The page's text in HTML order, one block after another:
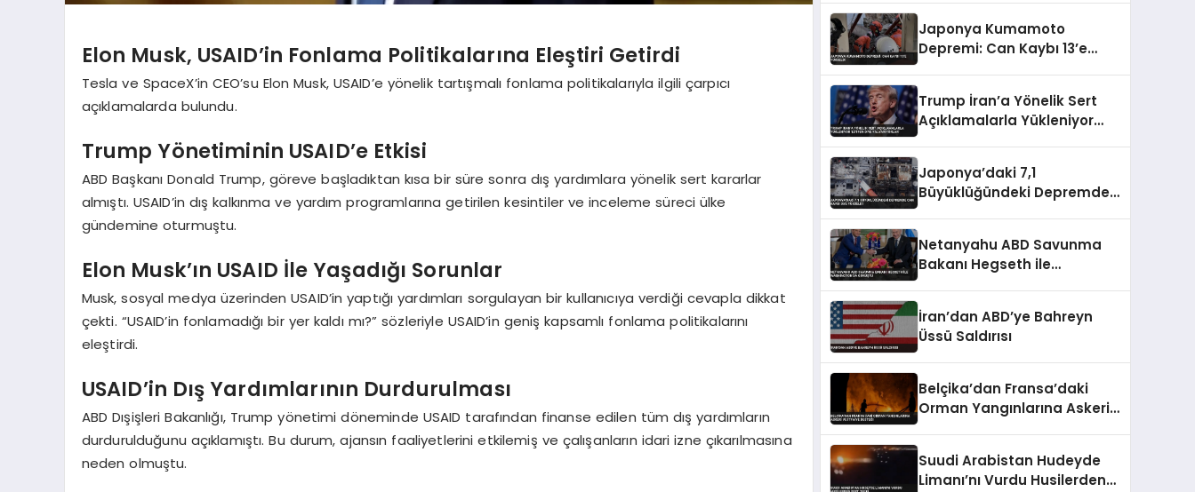
Elon Musk, USAID’in Fonlama Politikalarına Eleştiri Getirdi
Tesla ve SpaceX’in CEO’su Elon Musk, USAID’e yönelik tartışmalı fonlama politikalarıyla ilgili çarpıcı
açıklamalarda bulundu.
Trump Yönetiminin USAID’e Etkisi
ABD Başkanı Donald Trump, göreve başladıktan kısa bir süre sonra dış yardımlara yönelik sert kararlar
almıştı. USAID’in dış kalkınma ve yardım programlarına getirilen kesintiler ve inceleme süreci ülke
gündemine oturmuştu.
Elon Musk’ın USAID İle Yaşadığı Sorunlar
Musk, sosyal medya üzerinden USAID’in yaptığı yardımları sorgulayan bir kullanıcıya verdiği cevapla dikkat
çekti. “USAID’in fonlamadığı bir yer kaldı mı?” sözleriyle USAID’in geniş kapsamlı fonlama politikalarını
eleştirdi.
USAID’in Dış Yardımlarının Durdurulması
ABD Dışişleri Bakanlığı, Trump yönetimi döneminde USAID tarafından finanse edilen tüm dış yardımların
durdurulduğunu açıklamıştı. Bu durum, ajansın faaliyetlerini etkilemiş ve çalışanların idari izne çıkarılmasına
neden olmuştu.
Japonya Kumamoto
Depremi: Can Kaybı 13’e
Trump İran’a Yönelik Sert
Açıklamalarla Yükleniyor
Japonya’daki 7,1
Büyüklüğündeki Depremde
Netanyahu ABD Savunma
Bakanı Hegseth ile
İran’dan ABD’ye Bahreyn
Üssü Saldırısı
Belçika’dan Fransa’daki
Orman Yangınlarına Askeri
Suudi Arabistan Hudeyde
Limanı’nı Vurdu Husilerden